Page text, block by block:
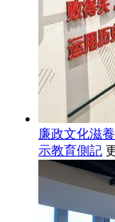
廉政文化滋
示教育側記